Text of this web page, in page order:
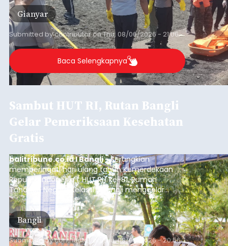
Gianyar
Submitted bycontributoronThu, 08/06/2026 - 21:06
Baca Selengkapnya
Sambut HUT RI, Rutan Bangli
Gelar Pemeriksaan Kesehatan
Gratis
balitribune.co.id I Bangli -Serangkian
memperingati hari ulang tahun Kemerdekaan
Republik Indonesia ( HUT RI) ke-81, Rumah
Tahanan Negara Kelas II B Bangli menggelar
kegiatan pemeriksaan kesehatan gratis, Rabu
(6/8/2026).
Bangli
Submitted bycontributor Thu, 08/06/2026 - 20:56